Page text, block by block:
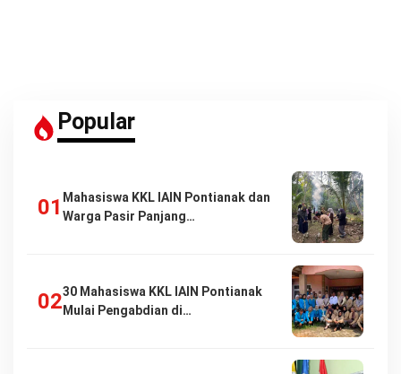
Popular
Mahasiswa KKL IAIN Pontianak dan
Warga Pasir Panjang…
30 Mahasiswa KKL IAIN Pontianak
Mulai Pengabdian di…